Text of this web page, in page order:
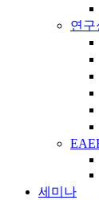
연구
세미나